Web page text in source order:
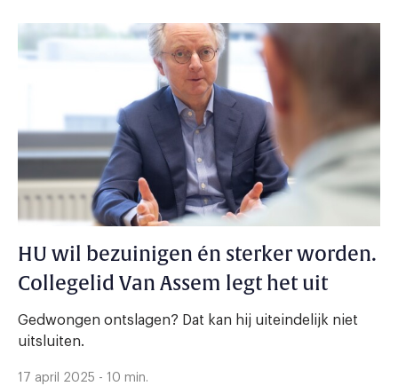
HU wil bezuinigen én sterker worden.
Collegelid Van Assem legt het uit
Gedwongen ontslagen? Dat kan hij uiteindelijk niet
uitsluiten.
17 april 2025 - 10 min.